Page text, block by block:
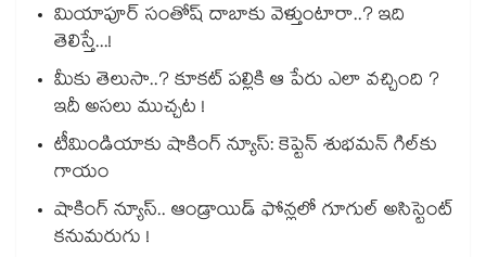
మియాపూర్ సంతోష్ దాబాకు వెళ్తుంటారా..? ఇది
తెలిస్తే...!
మీకు తెలుసా..? కూకట్ పల్లికి ఆ పేరు ఎలా వచ్చింది ?
ఇదీ అసలు ముచ్చట !
టీమిండియాకు షాకింగ్ న్యూస్: కెప్టెన్ శుభమన్ గిల్‎కు
గాయం
షాకింగ్ న్యూస్.. ఆండ్రాయిడ్ ఫోన్లలో గూగుల్ అసిస్టెంట్
కనుమరుగు !